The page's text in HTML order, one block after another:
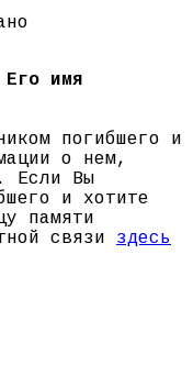
имя
погибшего и
о нем,
. Если Вы
и хотите
памяти
связи здесь